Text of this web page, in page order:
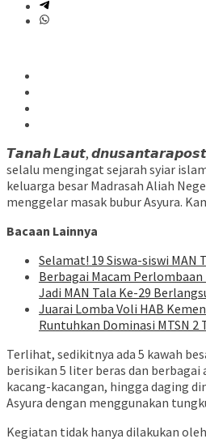
𝙏𝙖𝙣𝙖𝙝 𝙇𝙖𝙪𝙩,
selalu mengingat sejarah syiar
keluarga besar Madrasah Aliah
menggelar masak bubur Asyura.
Bacaan Lainnya
Selamat! 19 Siswa-siswi MAN
Berbagai Macam Perlombaan
Jadi MAN Tala Ke-29
Juarai Lomba Voli HAB
Runtuhkan Dominasi MTSN 2
Terlihat, sedikitnya ada 5 kawah
berisikan 5 liter beras dan berbagai
kacang-kacangan, hingga daging
Asyura dengan menggunakan
Kegiatan tidak hanya dilakukan